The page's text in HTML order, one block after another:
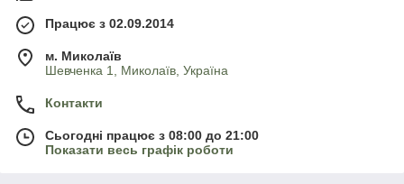
Працює з 02.09.2014
м. Миколаїв
Шевченка 1, Миколаїв, Україна
Контакти
Сьогодні працює з 08:00 до 21:00
Показати весь графік роботи